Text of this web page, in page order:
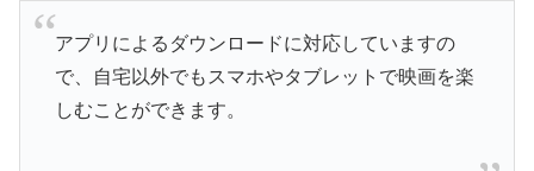
アプリによるダウンロードに対応していますの
で、自宅以外でもスマホやタブレットで映画を楽
しむことができます。